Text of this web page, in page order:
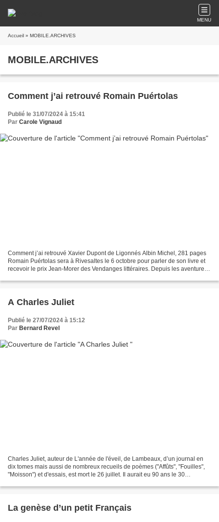
MENU
Accueil » MOBILE.ARCHIVES
MOBILE.ARCHIVES
Comment j’ai retrouvé Romain Puértolas
Publié le 31/07/2024 à 15:41
Par Carole Vignaud
Comment j’ai retrouvé Xavier Dupont de Ligonnés Albin Michel, 281 pages
Romain Puértolas sera à Rivesaltes le 6 octobre pour parler de son livre et
recevoir le prix Jean-Morer des Vendanges littéraires. Depuis les aventures
A Charles Juliet
Publié le 27/07/2024 à 15:12
Par Bernard Revel
Charles Juliet, auteur de L'année de l'éveil, de Lambeaux, d’un journal en
dix tomes mais aussi de nombreux recueils de poèmes ("Affûts", "Fouilles",
"Moisson") et d'essais, est mort le 26 juillet. Il aurait eu 90 ans le 30
La genèse d’un petit Français